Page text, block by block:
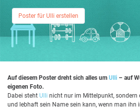
Poster für Ulli erstellen
Auf diesem Poster dreht sich alles um Ulli – auf
eigenen Foto.
Dabei steht Ulli nicht nur im Mittelpunkt, sondern
und lebhaft sein Name sein kann, wenn man ihn